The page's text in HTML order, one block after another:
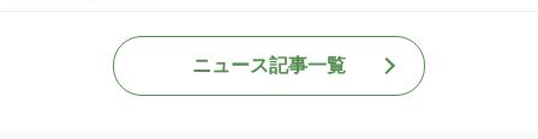
ニュース記事一覧